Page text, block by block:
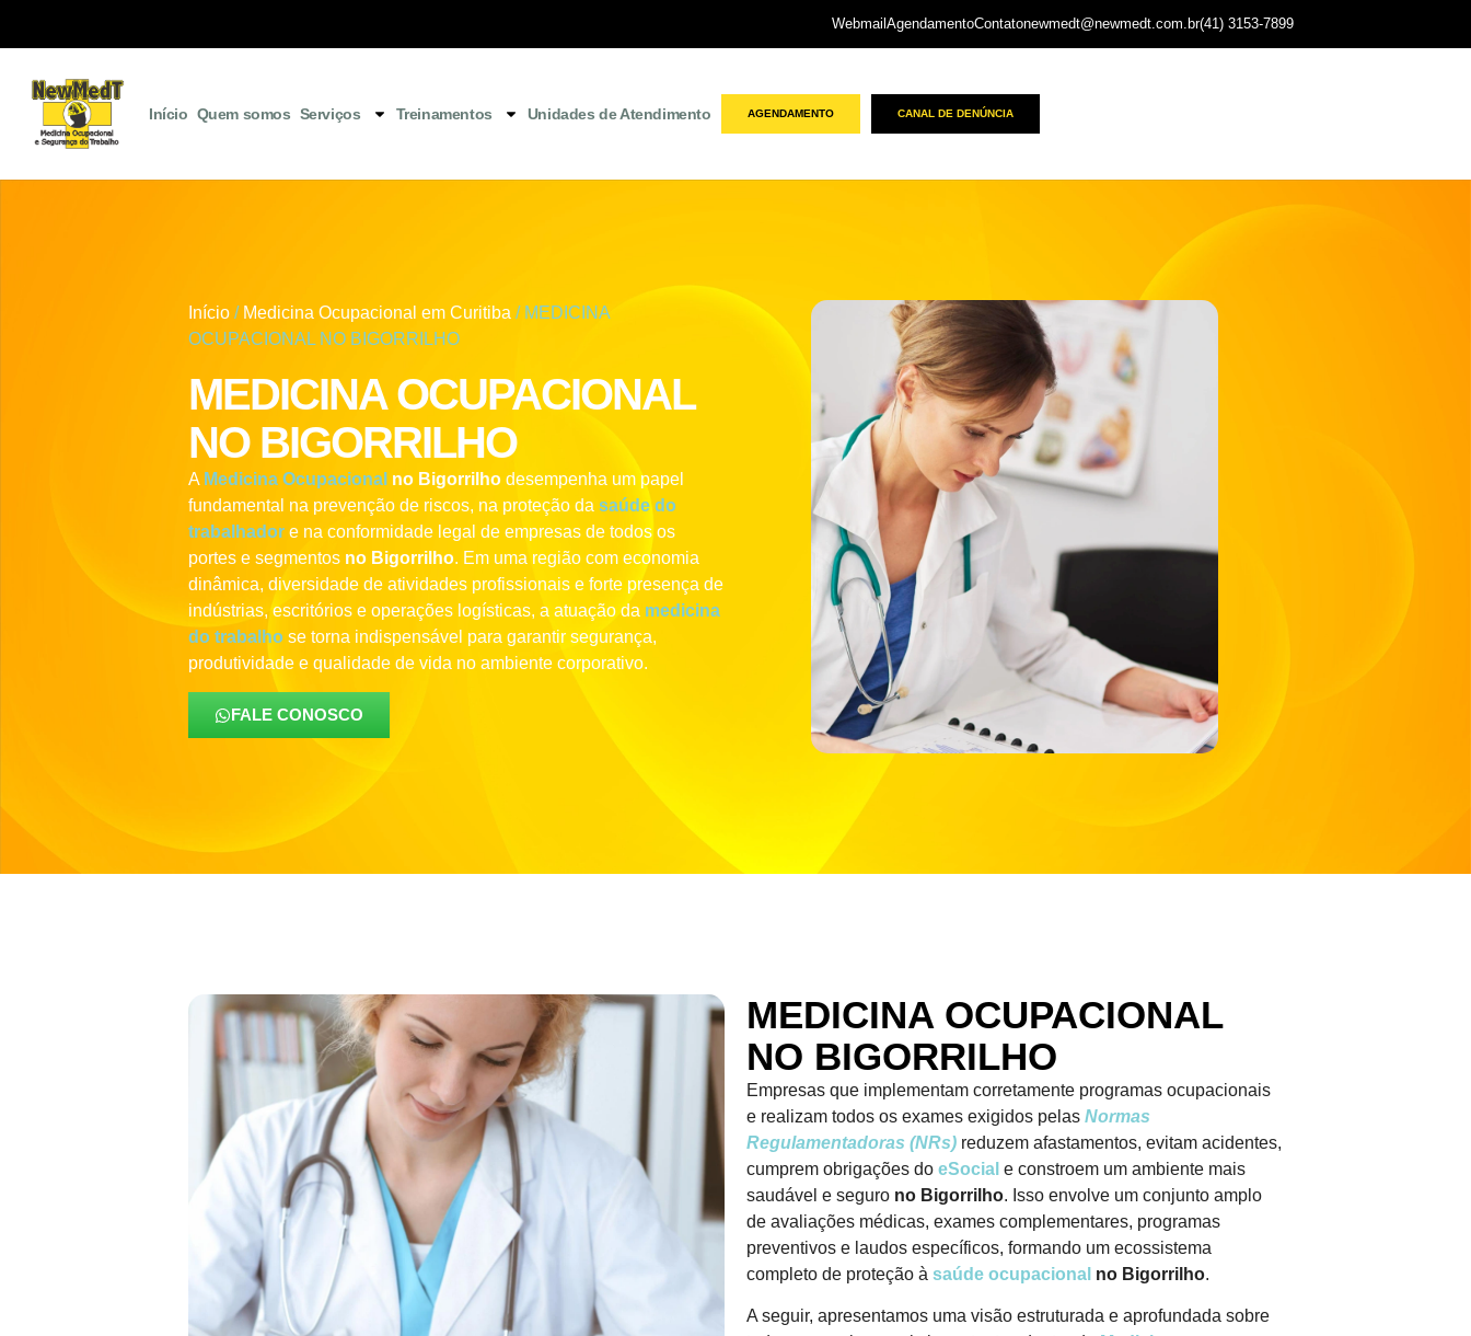
Webmail AgendamentoContatonewmedt@newmedt.com.br(41) 3153-7899
Início Quem somos Serviços Treinamentos Unidades de Atendimento AGENDAMENTO CANAL DE DENÚNCIA
Início / Medicina Ocupacional em Curitiba / MEDICINA
OCUPACIONAL NO BIGORRILHO
MEDICINA OCUPACIONAL
NO BIGORRILHO
A Medicina Ocupacional no Bigorrilho desempenha um papel
fundamental na prevenção de riscos, na proteção da saúde do
trabalhador e na conformidade legal de empresas de todos os
portes e segmentos no Bigorrilho. Em uma região com economia
dinâmica, diversidade de atividades profissionais e forte presença de
indústrias, escritórios e operações logísticas, a atuação da medicina
do trabalho se torna indispensável para garantir segurança,
produtividade e qualidade de vida no ambiente corporativo.
FALE CONOSCO
MEDICINA OCUPACIONAL
NO BIGORRILHO
Empresas que implementam corretamente programas ocupacionais
e realizam todos os exames exigidos pelas Normas
Regulamentadoras (NRs) reduzem afastamentos, evitam acidentes,
cumprem obrigações do eSocial e constroem um ambiente mais
saudável e seguro no Bigorrilho. Isso envolve um conjunto amplo
de avaliações médicas, exames complementares, programas
preventivos e laudos específicos, formando um ecossistema
completo de proteção à saúde ocupacional no Bigorrilho.
A seguir, apresentamos uma visão estruturada e aprofundada sobre